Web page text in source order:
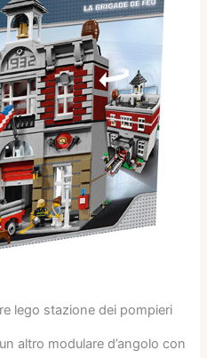
lego stazione dei pompieri
altro modulare d’angolo con